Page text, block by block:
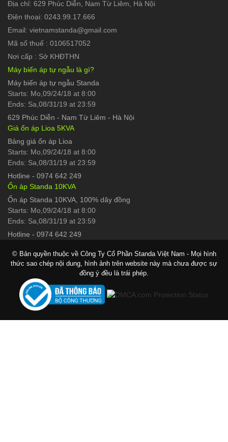
Địa chỉ: 629 Phúc Diễn, Nam Từ Liêm, Hà Nội
Điện thoại: 0243.99.17.666
Email: vietnamstanda@gmail.com
Mã số thuế : 0106517052
Nơi cấp : Sở KHĐTHN
Máy biến áp tự ngẫu là gì?
Máy biến áp tự ngẫu Standa
Starts: Mo,09/24/18 at 8:00
Ends: Sa,08/31/19 at 23:59
629 Phúc Diễn - Nam Từ Liêm - Hà Nội
Giá ổn áp Lioa 5KVA
Bảng giá ổn áp Lioa
Starts: Mo,09/24/18 at 8:00
Ends: Sa,08/31/19 at 23:59
Hotline - 0974 642 249
Ổn áp Standa 10KVA
Ổn áp Standa 10KVA, 100% dây đồng
Starts: Mo,09/24/18 at 8:00
Ends: Sa,08/31/19 at 23:59
Hotline - 0974 642 249
© Bản quyền thuộc về Công Ty Cổ Phần Standa Việt Nam - Mọi hình
thức sao chép nội dung, hình ảnh trên website này mà chưa được sự
đồng ý đều là trái phép.